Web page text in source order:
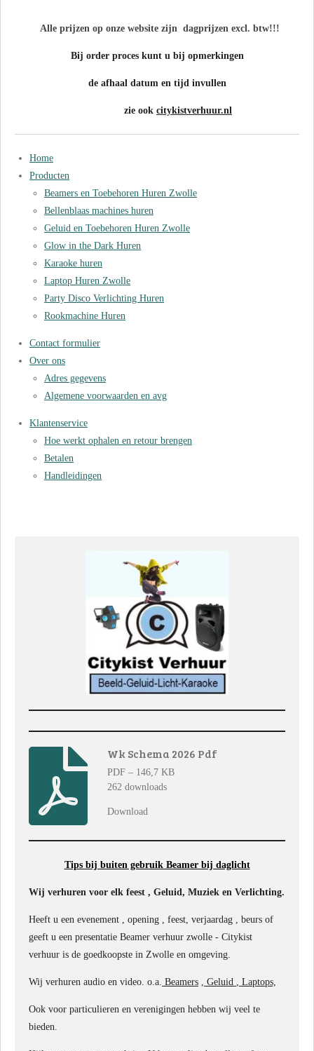
Alle prijzen op onze website zijn dagprijzen excl. btw!!!
Bij order proces kunt u bij opmerkingen
de afhaal datum en tijd invullen
zie ook citykistverhuur.nl
Home
Producten
Beamers en Toebehoren Huren Zwolle
Bellenblaas machines huren
Geluid en Toebehoren Huren Zwolle
Glow in the Dark Huren
Karaoke huren
Laptop Huren Zwolle
Party Disco Verlichting Huren
Rookmachine Huren
Contact formulier
Over ons
Adres gegevens
Algemene voorwaarden en avg
Klantenservice
Hoe werkt ophalen en retour brengen
Betalen
Handleidingen
Wk Schema 2026 Pdf
PDF – 146,7 KB
262 downloads
Download
Tips bij buiten gebruik Beamer bij daglicht
Wij verhuren voor elk feest , Geluid, Muziek en Verlichting.
Heeft u een evenement , opening , feest, verjaardag , beurs of
geeft u een presentatie Beamer verhuur zwolle - Citykist
verhuur is de goedkoopste in Zwolle en omgeving.
Wij verhuren audio en video. o.a. Beamers Geluid Laptops,
Ook voor particulieren en verenigingen hebben wij veel te
bieden.